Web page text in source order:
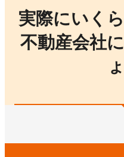
実際にいく
不動産会社